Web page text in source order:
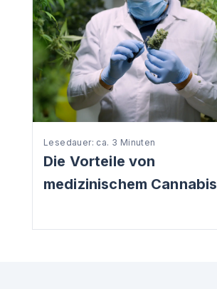
Lesedauer: ca. 3 Minuten
Die Vorteile von
medizinischem Cannabis